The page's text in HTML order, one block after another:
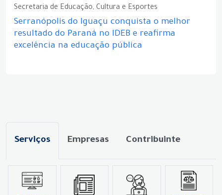
Secretaria de Educação, Cultura e Esportes
Serranópolis do Iguaçu conquista o melhor
resultado do Paraná no IDEB e reafirma
excelência na educação pública
Serviços Empresas Contribuinte